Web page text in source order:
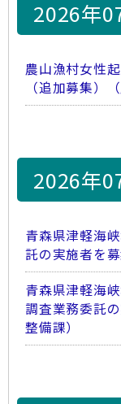
2026年
農山漁村女性
（追加募集）
2026年
青森県津軽海
託の実施者を
青森県津軽海
調査業務委託
整備課）